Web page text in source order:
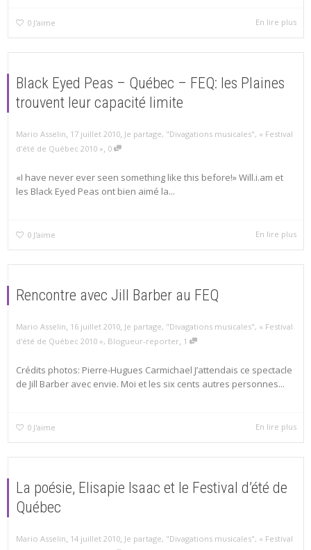
0 J'aime En lire plus
Black Eyed Peas – Québec – FEQ: les Plaines
trouvent leur capacité limite
Mario Asselin 17 juillet 2010 Je partage, "Divagations musicales", « Festival
d'été de Québec 2010 » 0
«I have never ever seen something like this before!» Will.i.am et
les Black Eyed Peas ont bien aimé la...
0 J'aime En lire plus
Rencontre avec Jill Barber au FEQ
Mario Asselin, 16 juillet 2010, Je partage, "Divagations musicales", « Festival
d'été de Québec 2010 », Blogueur-reporter, 1
Crédits photos: Pierre-Hugues Carmichael J’attendais ce spectacle
de Jill Barber avec envie. Moi et les six cents autres personnes...
0 J'aime En lire plus
La poésie, Elisapie Isaac et le Festival d’été de
Québec
Mario Asselin, 14 juillet 2010, Je partage, "Divagations musicales", « Festival